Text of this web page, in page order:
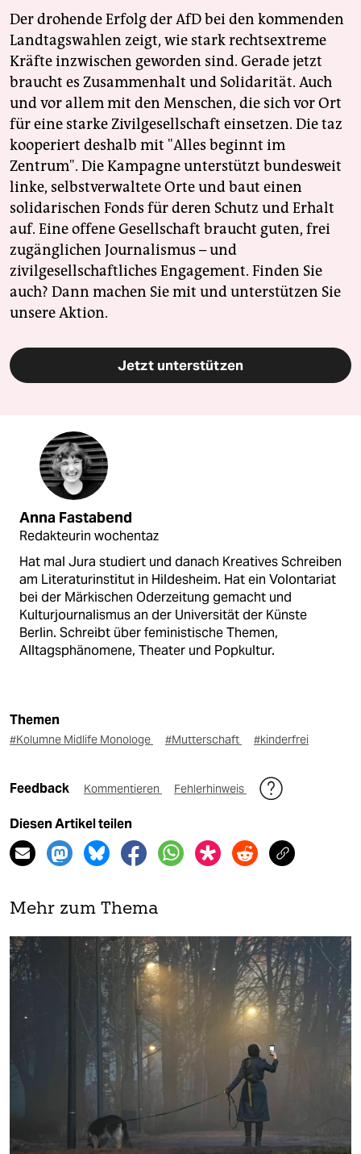
Der drohende Erfolg der AfD bei den kommenden
Landtagswahlen zeigt, wie stark rechtsextreme
Kräfte inzwischen geworden sind. Gerade jetzt
braucht es Zusammenhalt und Solidarität. Auch
und vor allem mit den Menschen, die sich vor Ort
für eine starke Zivilgesellschaft einsetzen. Die taz
kooperiert deshalb mit "Alles beginnt im
Zentrum". Die Kampagne unterstützt bundesweit
linke, selbstverwaltete Orte und baut einen
solidarischen Fonds für deren Schutz und Erhalt
auf. Eine offene Gesellschaft braucht guten, frei
zugänglichen Journalismus – und
zivilgesellschaftliches Engagement. Finden Sie
auch? Dann machen Sie mit und unterstützen Sie
unsere Aktion.
Jetzt unterstützen
Anna Fastabend
Redakteurin wochentaz
Hat mal Jura studiert und danach Kreatives Schreiben
am Literaturinstitut in Hildesheim. Hat ein Volontariat
bei der Märkischen Oderzeitung gemacht und
Kulturjournalismus an der Universität der Künste
Berlin. Schreibt über feministische Themen,
Alltagsphänomene, Theater und Popkultur.
Themen
#Kolumne Midlife Monologe #Mutterschaft #kinderfrei
Feedback Kommentieren Fehlerhinweis
Diesen Artikel teilen
Mehr zum Thema